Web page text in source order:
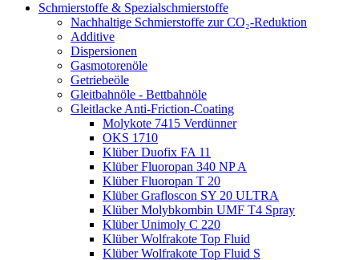
Schmierstoffe & Spezialschmierstoffe
Nachhaltige Schmierstoffe zur CO₂-Reduktion
Additive
Dispersionen
Gasmotorenöle
Getriebeöle
Gleitbahnöle - Bettbahnöle
Gleitlacke Anti-Friction-Coating
Molykote 7415 Verdünner
OKS 1710
Klüber Duofix FA 11
Klüber Fluoropan 340 NP A
Klüber Fluoropan T 20
Klüber Grafloscon SY 20 ULTRA
Klüber Molybkombin UMF T4 Spray
Klüber Unimoly C 220
Klüber Wolfrakote Top Fluid
Klüber Wolfrakote Top Fluid S